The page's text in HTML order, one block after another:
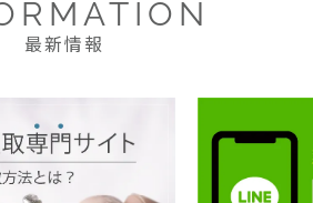
最新情報